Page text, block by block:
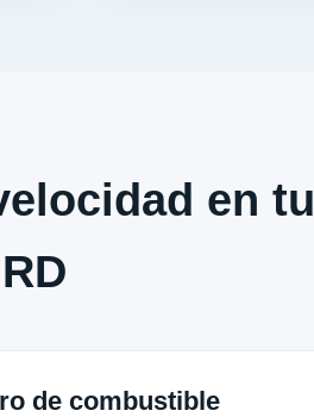
en tu
de combustible